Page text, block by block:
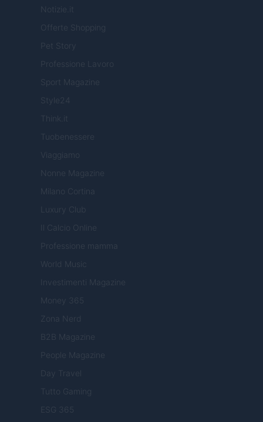
Notizie.it
Offerte Shopping
Pet Story
Professione Lavoro
Sport Magazine
Style24
Think.it
Tuobenessere
Viaggiamo
Nonne Magazine
Milano Cortina
Luxury Club
Il Calcio Online
Professione mamma
World Music
Investimenti Magazine
Money 365
Zona Nerd
B2B Magazine
People Magazine
Day Travel
Tutto Gaming
ESG 365